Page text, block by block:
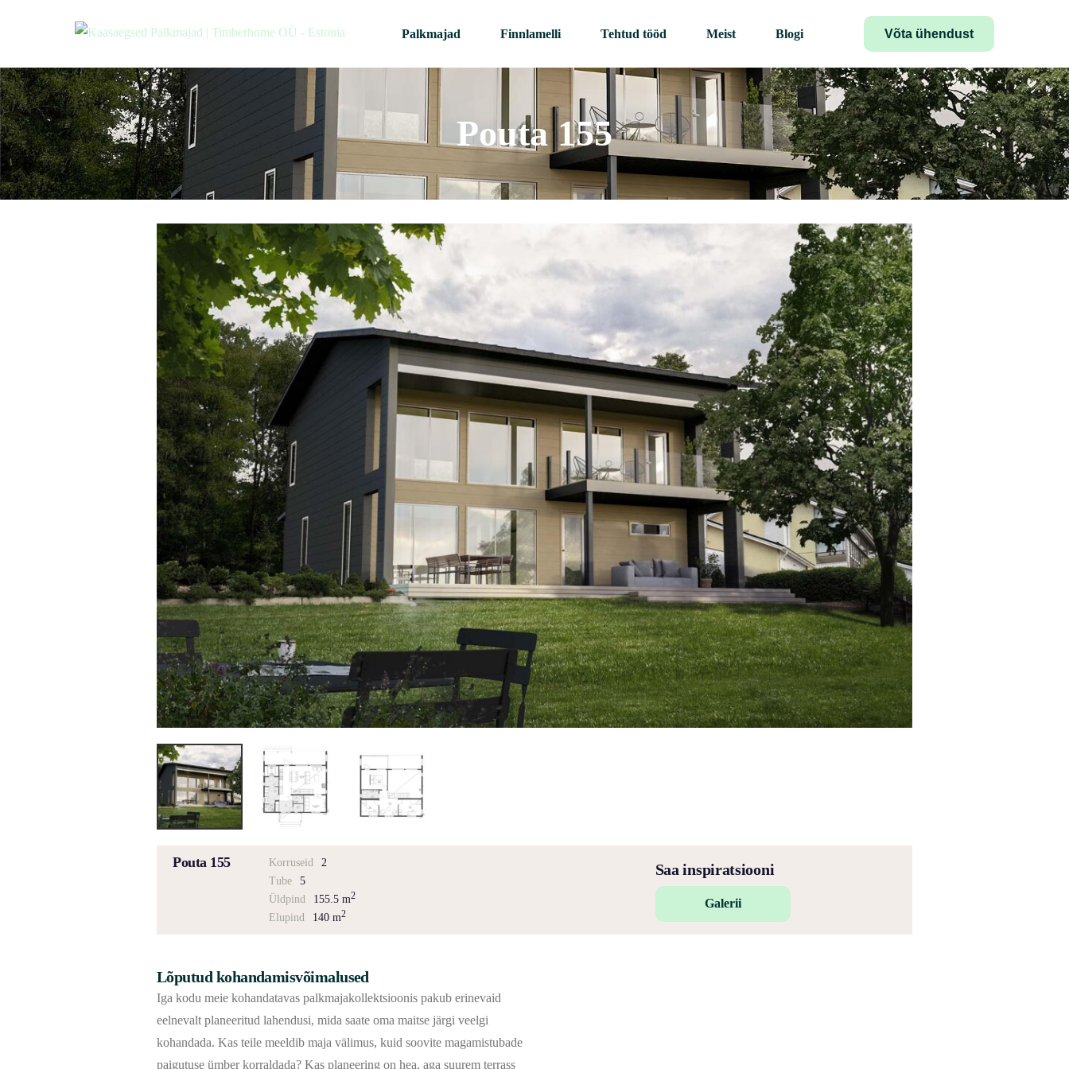
Palkmajad Finnlamelli Tehtud tööd Meist Blogi Võta ühendust
Pouta 155
Pouta 155 Korruseid
2
Tube
5
Üldpind
155.5 m2
Elupind 140 m2
Saa inspiratsiooni
Galerii
Lõputud kohandamisvõimalused
Iga kodu meie kohandatavas palkmajakollektsioonis pakub erinevaid
eelnevalt planeeritud lahendusi, mida saate oma maitse järgi veelgi
kohandada. Kas teile meeldib maja välimus, kuid soovite magamistubade
paigutuse ümber korraldada? Kas planeering on hea, aga suurem terrass